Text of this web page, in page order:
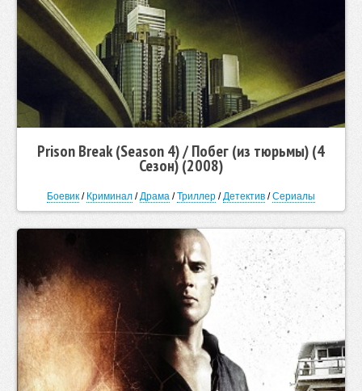
Prison Break (Season 4) / Побег (из тюрьмы) (4
Сезон) (2008)
Боевик / Криминал /Драма /Триллер /Детектив /Сериалы